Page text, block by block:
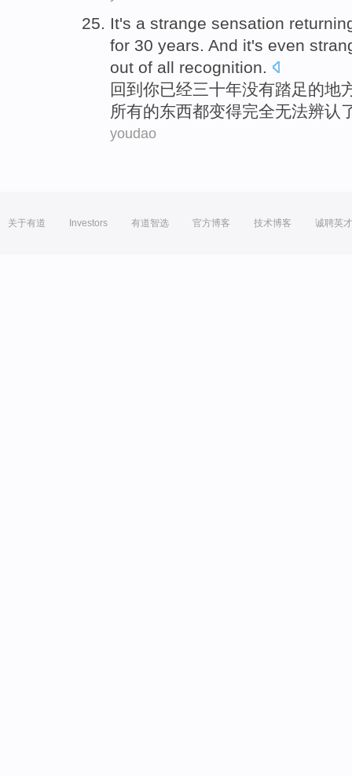
It's a strange sensation
for 30 years. And it's even
out of all recognition.
回到 你已经三十年没有踏足的地
所有的东西都变得完全无法辨认
youdao
关于有道 Investors 有道智选 官方博客 技术博客 诚聘英才